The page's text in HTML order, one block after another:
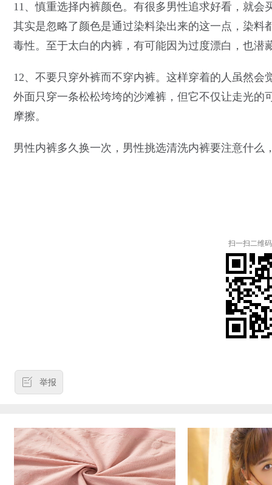
11、慎重选择内裤颜色。有很多男性追求好看，就
其实是忽略了颜色是通过染料染出来的这一点，染
毒性。至于太白的内裤，有可能因为过度漂白，也潜
12、不要只穿外裤而不穿内裤。这样穿着的人虽然
外面只穿一条松松垮垮的沙滩裤，但它不仅让走光
摩擦。
男性内裤多久换一次，男性挑选清洗内裤要注意什么
扫一扫二维
举报